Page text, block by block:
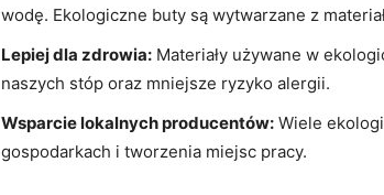
wodę. Ekologiczne buty są wytwarzane z
Lepiej dla zdrowia: Materiały używane w
naszych stóp oraz mniejsze ryzyko alergii.
Wsparcie lokalnych producentów: Wiele
gospodarkach i tworzenia miejsc pracy.